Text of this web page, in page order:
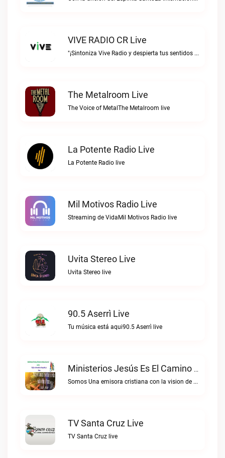
VIVE RADIO CR Live
"¡Sintoniza Vive Radio y despierta tus sentidos al ritmo de la vida!"VIVE RADIO CR live
The Metalroom Live
The Voice of MetalThe Metalroom live
La Potente Radio Live
La Potente Radio live
Mil Motivos Radio Live
Streaming de VidaMil Motivos Radio live
Uvita Stereo Live
Uvita Stereo live
90.5 Aserrì Live
Tu música está aqui90.5 Aserrì live
Ministerios Jesús Es El Camino Live
Somos Una emisora cristiana con la vision de alcanzar las almas para Cristo.Ministerios Jesús es el Camino live
TV Santa Cruz Live
TV Santa Cruz live